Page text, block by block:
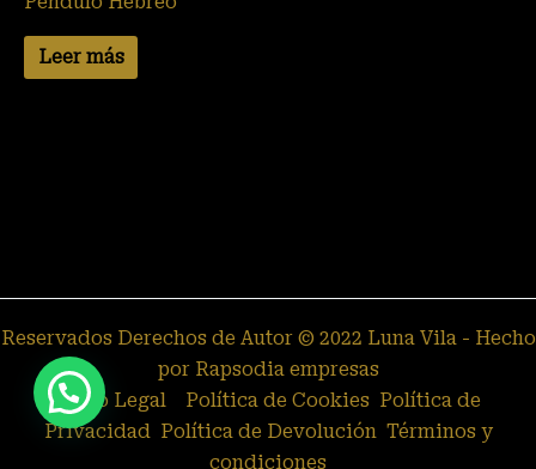
Leer más
Reservados Derechos de Autor © 2022 Luna Vila - Hecho
por Rapsodia empresas
Aviso Legal
Política de Cookies Política de
Privacidad
Política de Devolución Términos y
condiciones